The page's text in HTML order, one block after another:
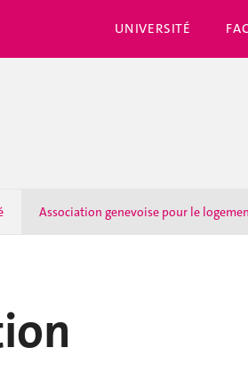
UNIVERSITÉ
Association genevoise pour le